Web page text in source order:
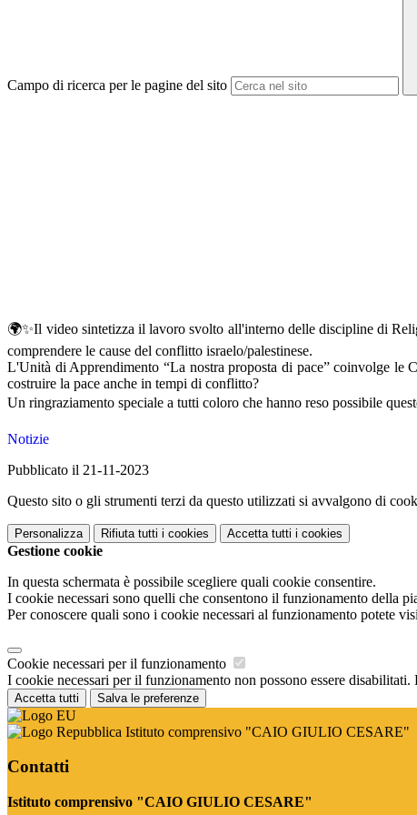
Campo di ricerca per le pagine del sito
🌍✨Il video sintetizza il lavoro svolto all'interno delle discipline di
comprendere le cause del conflitto israelo/palestinese.
L'Unità di Apprendimento “La nostra proposta di pace” coinvolge
costruire la pace anche in tempi di conflitto?
Un ringraziamento speciale a tutti coloro che hanno reso possibile
Notizie
Pubblicato il 21-11-2023
Questo sito o gli strumenti terzi da questo utilizzati si avvalgono di
Personalizza Rifiuta tutti i cookies Accetta tutti i cookies
Gestione cookie
In questa schermata è possibile scegliere quali cookie consentire.
I cookie necessari sono quelli che consentono il funzionamento della
Per conoscere quali sono i cookie necessari al funzionamento potete
Cookie necessari per il funzionamento
I cookie necessari per il funzionamento non possono essere
Accetta tutti Salva le preferenze
Istituto comprensivo "CAIO GIULIO CESARE"
Contatti
Istituto comprensivo "CAIO GIULIO CESARE"